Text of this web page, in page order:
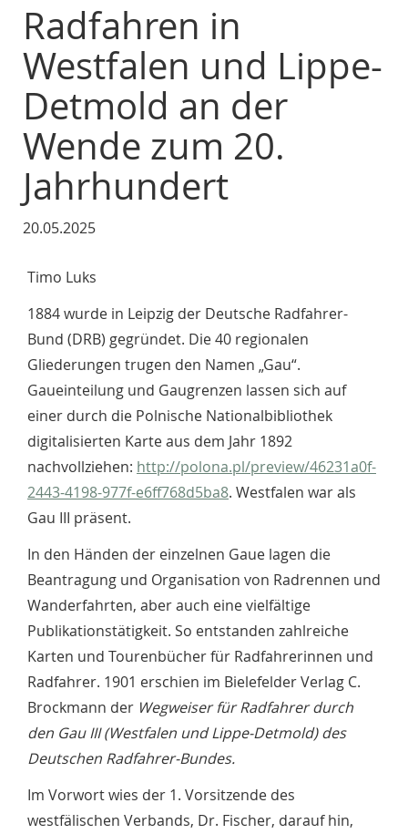
Radfahren in
Westfalen und Lippe-
Detmold an der
Wende zum 20.
Jahrhundert
20.05.2025
Timo Luks
1884 wurde in Leipzig der Deutsche Radfahrer-
Bund (DRB) gegründet. Die 40 regionalen
Gliederungen trugen den Namen „Gau“.
Gaueinteilung und Gaugrenzen lassen sich auf
einer durch die Polnische Nationalbibliothek
digitalisierten Karte aus dem Jahr 1892
nachvollziehen: http://polona.pl/preview/46231a0f-
2443-4198-977f-e6ff768d5ba8. Westfalen war als
Gau III präsent.
In den Händen der einzelnen Gaue lagen die
Beantragung und Organisation von Radrennen und
Wanderfahrten, aber auch eine vielfältige
Publikationstätigkeit. So entstanden zahlreiche
Karten und Tourenbücher für Radfahrerinnen und
Radfahrer. 1901 erschien im Bielefelder Verlag C.
Brockmann der Wegweiser für Radfahrer durch
den Gau III (Westfalen und Lippe-Detmold) des
Deutschen Radfahrer-Bundes.
Im Vorwort wies der 1. Vorsitzende des
westfälischen Verbands, Dr. Fischer, darauf hin,